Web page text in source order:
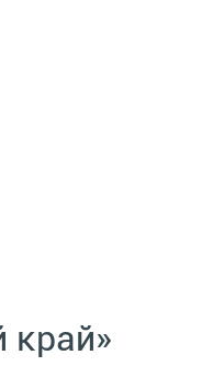
край»